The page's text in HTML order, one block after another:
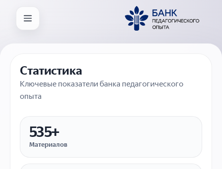
Статистика
Ключевые показатели банка педагогического
опыта
535+
Материалов